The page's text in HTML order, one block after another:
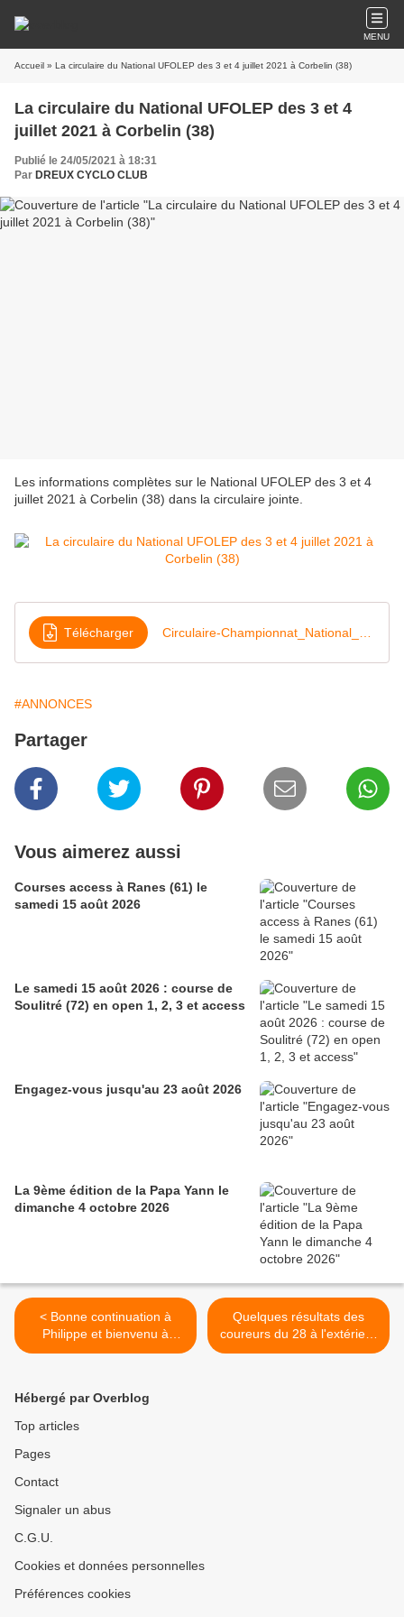
MENU
Accueil » La circulaire du National UFOLEP des 3 et 4 juillet 2021 à Corbelin (38)
La circulaire du National UFOLEP des 3 et 4
juillet 2021 à Corbelin (38)
Publié le 24/05/2021 à 18:31
Par DREUX CYCLO CLUB
Les informations complètes sur le National UFOLEP des 3 et 4
juillet 2021 à Corbelin (38) dans la circulaire jointe.
Télécharger
#ANNONCES
Partager
Vous aimerez aussi
Courses access à Ranes (61) le
samedi 15 août 2026
Le samedi 15 août 2026 : course de
Soulitré (72) en open 1, 2, 3 et access
Engagez-vous jusqu'au 23 août 2026
La 9ème édition de la Papa Yann le
dimanche 4 octobre 2026
< Bonne continuation à
Philippe et bienvenu à
Clément
Quelques résultats des
coureurs du 28 à l'extérieur
>
Hébergé par Overblog
Top articles
Pages
Contact
Signaler un abus
C.G.U.
Cookies et données personnelles
Préférences cookies